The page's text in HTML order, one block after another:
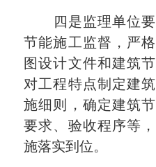
四是监理单位
节能施工监督，严
图设计文件和建筑
对工程特点制定建
施细则，确定建筑
要求、验收程序等
施落实到位。